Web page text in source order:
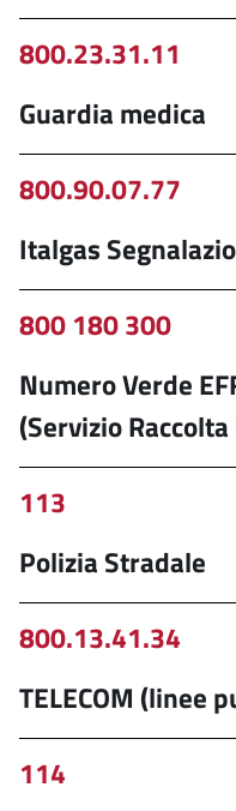
800.23.31.11
Guardia medica
800.90.07.77
Italgas
800 180 300
Numero Verde
(Servizio
113
Polizia Stradale
800.13.41.34
TELECOM (linee
114